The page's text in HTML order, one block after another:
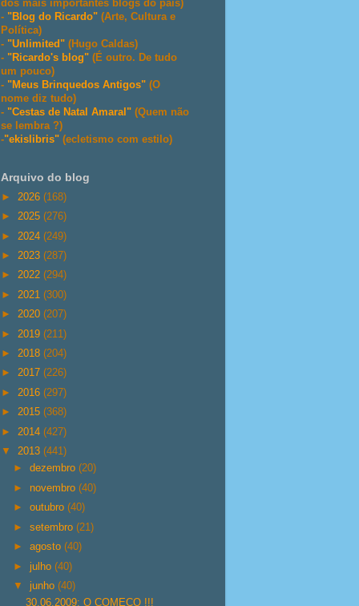
dos mais importantes blogs do país)
- "Blog do Ricardo" (Arte, Cultura e
Política)
- "Unlimited" (Hugo Caldas)
- "Ricardo's blog" (É outro. De tudo
um pouco)
- "Meus Brinquedos Antigos" (O
nome diz tudo)
- "Cestas de Natal Amaral" (Quem não
se lembra ?)
-"ekislibris" (ecletismo com estilo)
Arquivo do blog
► 2026 (168)
► 2025 (276)
► 2024 (249)
► 2023 (287)
► 2022 (294)
► 2021 (300)
► 2020 (207)
► 2019 (211)
► 2018 (204)
► 2017 (226)
► 2016 (297)
► 2015 (368)
► 2014 (427)
▼ 2013 (441)
►dezembro(20)
► novembro(40)
►outubro(40)
►setembro(21)
►agosto(40)
►julho(40)
▼junho(40)
30.06.2009: O COMEÇO !!!